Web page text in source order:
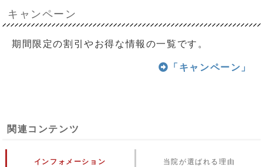
キャンペーン
期間限定の割引やお得な情報の一覧です。
「キャンペーン」
関連コンテンツ
インフォメーション 当院が選ばれる理由